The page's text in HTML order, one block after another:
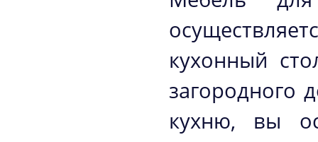
кухонный
загородного
кухню, вы